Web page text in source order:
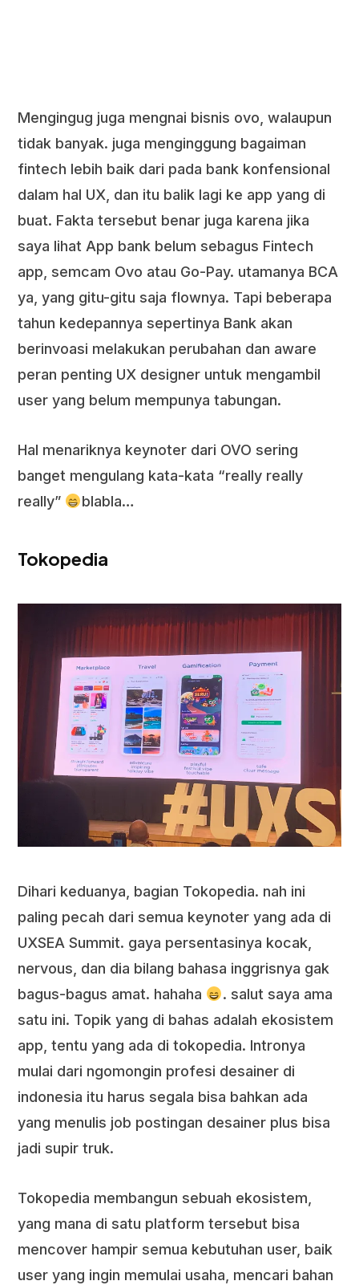
Mengingug juga mengnai bisnis ovo, walaupun
tidak banyak. juga menginggung bagaiman
fintech lebih baik dari pada bank konfensional
dalam hal UX, dan itu balik lagi ke app yang di
buat. Fakta tersebut benar juga karena jika
saya lihat App bank belum sebagus Fintech
app, semcam Ovo atau Go-Pay. utamanya BCA
ya, yang gitu-gitu saja flownya. Tapi beberapa
tahun kedepannya sepertinya Bank akan
berinvoasi melakukan perubahan dan aware
peran penting UX designer untuk mengambil
user yang belum mempunya tabungan.
Hal menariknya keynoter dari OVO sering
banget mengulang kata-kata “really really
really”
blabla…
Tokopedia
Dihari keduanya, bagian Tokopedia. nah ini
paling pecah dari semua keynoter yang ada di
UXSEA Summit. gaya persentasinya kocak,
nervous, dan dia bilang bahasa inggrisnya gak
bagus-bagus amat. hahaha
. salut saya ama
satu ini. Topik yang di bahas adalah ekosistem
app, tentu yang ada di tokopedia. Intronya
mulai dari ngomongin profesi desainer di
indonesia itu harus segala bisa bahkan ada
yang menulis job postingan desainer plus bisa
jadi supir truk.
Tokopedia membangun sebuah ekosistem,
yang mana di satu platform tersebut bisa
mencover hampir semua kebutuhan user, baik
user yang ingin memulai usaha, mencari bahan